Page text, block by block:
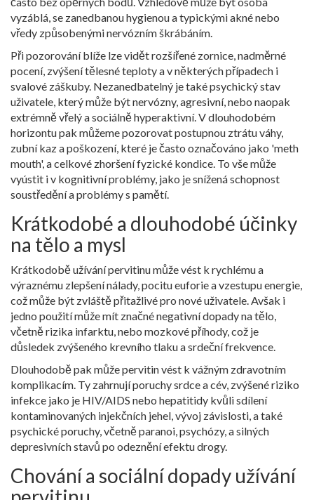
vyzáblá, se zanedbanou hygienou a typickými akné nebo
vředy způsobenými nervózním škrábáním.
Při pozorování blíže lze vidět rozšířené zornice, nadměrné
pocení, zvýšení tělesné teploty a v některých případech i
svalové záškuby. Nezanedbatelný je také psychický stav
uživatele, který může být nervózny, agresivní, nebo naopak
extrémně vřelý a sociálně hyperaktivní. V dlouhodobém
horizontu pak můžeme pozorovat postupnou ztrátu váhy,
zubní kaz a poškození, které je často označováno jako 'meth
mouth', a celkové zhoršení fyzické kondice. To vše může
vyústit i v kognitivní problémy, jako je snížená schopnost
soustředění a problémy s pamětí.
Krátkodobé a dlouhodobé účinky
na tělo a mysl
Krátkodobě užívání pervitinu může vést k rychlému a
výraznému zlepšení nálady, pocitu euforie a vzestupu energie,
což může být zvláště přitažlivé pro nové uživatele. Avšak i
jedno použití může mít značné negativní dopady na tělo,
včetně rizika infarktu, nebo mozkové příhody, což je
důsledek zvýšeného krevního tlaku a srdeční frekvence.
Dlouhodobě pak může pervitin vést k vážným zdravotním
komplikacím. Ty zahrnují poruchy srdce a cév, zvýšené riziko
infekce jako je HIV/AIDS nebo hepatitidy kvůli sdílení
kontaminovaných injekčních jehel, vývoj závislosti, a také
psychické poruchy, včetně paranoi, psychózy, a silných
depresivních stavů po odeznění efektu drogy.
Chování a sociální dopady užívání